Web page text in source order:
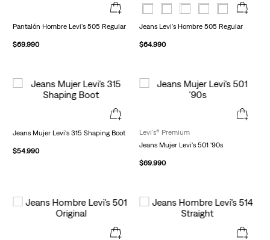
Pantalón Hombre Levi's 505 Regular
$69.990
Jeans Levi's Hombre 505 Regular
$64.990
Jeans Mujer Levi's 315 Shaping Boot
$54.990
Levi's® Premium
Jeans Mujer Levi's 501 '90s
$69.990